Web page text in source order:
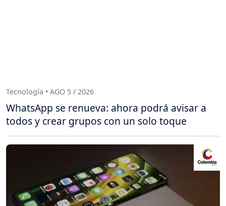
Tecnología • AGO 5 / 2026
WhatsApp se renueva: ahora podrá avisar a
todos y crear grupos con un solo toque